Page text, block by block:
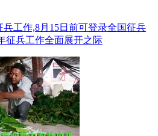
兵工作,8月15日前可登录全国征兵
征兵工作全面展开之际